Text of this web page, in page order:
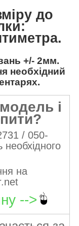
до
+/- 2мм.
необхідний
і
/ 050-
необхідного
на
-->